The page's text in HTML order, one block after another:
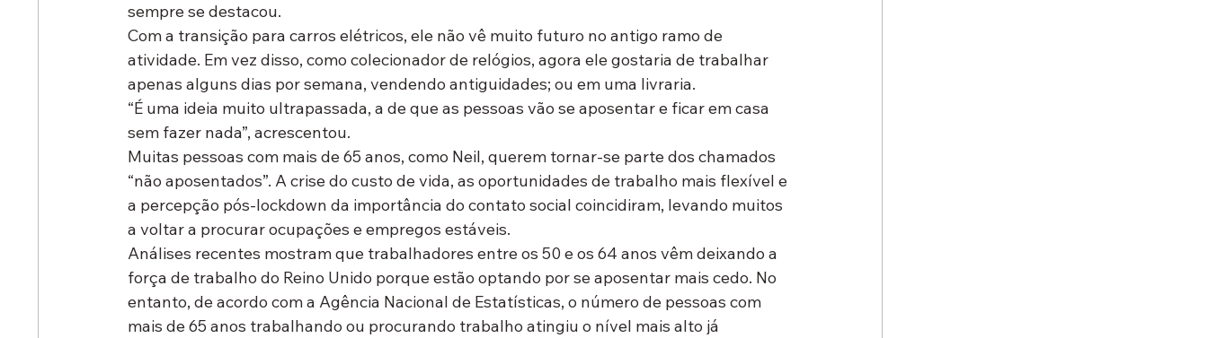
sempre se destacou.
Com a transição para carros elétricos, ele não vê muito futuro no antigo ramo de
atividade. Em vez disso, como colecionador de relógios, agora ele gostaria de trabalhar
apenas alguns dias por semana, vendendo antiguidades; ou em uma livraria.
“É uma ideia muito ultrapassada, a de que as pessoas vão se aposentar e ficar em casa
sem fazer nada”, acrescentou.
Muitas pessoas com mais de 65 anos, como Neil, querem tornar-se parte dos chamados
“não aposentados”. A crise do custo de vida, as oportunidades de trabalho mais flexível e
a percepção pós-lockdown da importância do contato social coincidiram, levando muitos
a voltar a procurar ocupações e empregos estáveis.
Análises recentes mostram que trabalhadores entre os 50 e os 64 anos vêm deixando a
força de trabalho do Reino Unido porque estão optando por se aposentar mais cedo. No
entanto, de acordo com a Agência Nacional de Estatísticas, o número de pessoas com
mais de 65 anos trabalhando ou procurando trabalho atingiu o nível mais alto já